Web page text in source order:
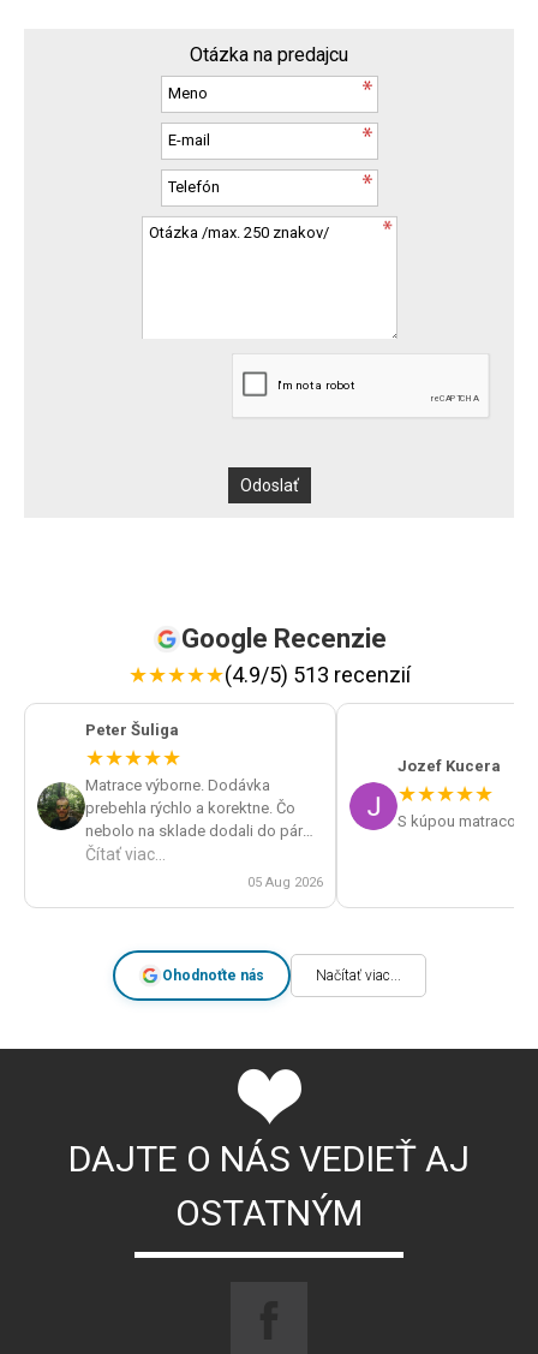
Otázka na predajcu
Google Recenzie
★★★★★(4.9/5) 513 recenzií
Peter Šuliga
★★★★★
Matrace výborne. Dodávka
prebehla rýchlo a korektne. Čo
nebolo na sklade dodali do pár
dní. Veľká spokojnosť a určite by
som obchod odporúčal.
Čítať viac...
05 Aug 2026
Jozef Kucera
★★★★★
S kúpou matracov
Ohodnoťte nás Načítať viac...
DAJTE O NÁS VEDIEŤ AJ
OSTATNÝM